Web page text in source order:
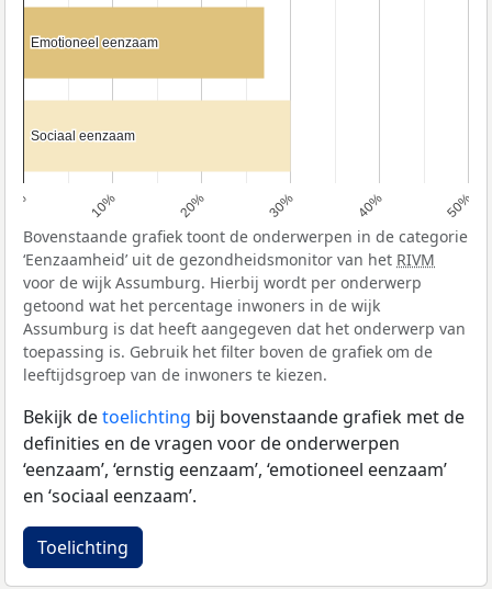
0% 10% 20% 30% 40% 50%
Emotioneel eenzaam
Emotioneel eenzaam
Sociaal eenzaam
Sociaal eenzaam
Bovenstaande grafiek toont de onderwerpen in de categorie
‘Eenzaamheid’ uit de gezondheidsmonitor van het RIVM
voor de wijk Assumburg. Hierbij wordt per onderwerp
getoond wat het percentage inwoners in de wijk
Assumburg is dat heeft aangegeven dat het onderwerp van
toepassing is. Gebruik het filter boven de grafiek om de
leeftijdsgroep van de inwoners te kiezen.
Bekijk detoelichting bij bovenstaande grafiek met de
definities en de vragen voor de onderwerpen
‘eenzaam’, ‘ernstig eenzaam’, ‘emotioneel eenzaam’
en ‘sociaal eenzaam’.
Toelichting